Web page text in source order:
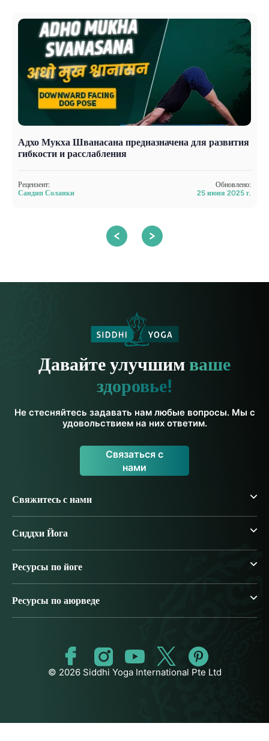
Адхо Мукха Шванасана предназначена для развития
гибкости и расслабления
Рецензент:
Сандип Соланки
Обновлено:
25 июня 2025 г.
Давайте улучшимваше
здоровье!
Не стесняйтесь задавать нам любые вопросы. Мы с
удовольствием на них ответим.
Связаться с
нами
Свяжитесь с нами
Сиддхи Йога
Ресурсы по йоге
Ресурсы по аюрведе
© 2026 Siddhi Yoga International Pte Ltd